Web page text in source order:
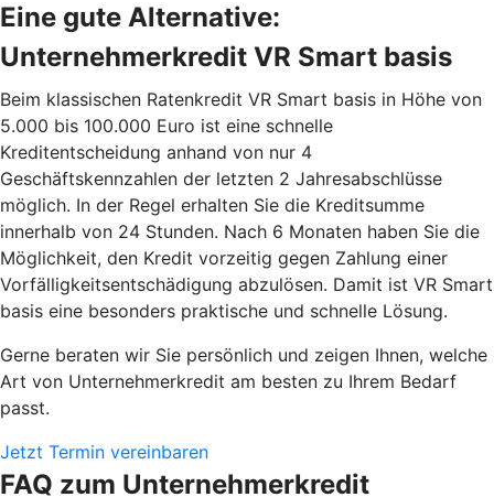
Eine gute Alternative:
Unternehmerkredit VR Smart basis
Beim klassischen Ratenkredit VR Smart basis in Höhe von
5.000 bis 100.000 Euro ist eine schnelle
Kreditentscheidung anhand von nur 4
Geschäftskennzahlen der letzten 2 Jahresabschlüsse
möglich. In der Regel erhalten Sie die Kreditsumme
innerhalb von 24 Stunden. Nach 6 Monaten haben Sie die
Möglichkeit, den Kredit vorzeitig gegen Zahlung einer
Vorfälligkeitsentschädigung abzulösen. Damit ist VR Smart
basis eine besonders praktische und schnelle Lösung.
Gerne beraten wir Sie persönlich und zeigen Ihnen, welche
Art von Unternehmerkredit am besten zu Ihrem Bedarf
passt.
Jetzt Termin vereinbaren
FAQ zum Unternehmerkredit